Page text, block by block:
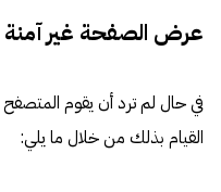
عرض الصفحة غير آمنة
في حال لم ترد أن يقوم المتصفح
القيام بذلك من خلال ما يلي: